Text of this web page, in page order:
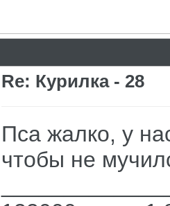
Re: Курилка - 28
Пса жалко, у
чтобы не